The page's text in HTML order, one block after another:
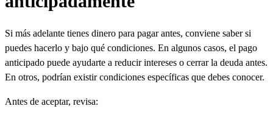
Si más adelante tienes dinero para pagar antes, conviene saber si
puedes hacerlo y bajo qué condiciones. En algunos casos, el pago
anticipado puede ayudarte a reducir intereses o cerrar la deuda antes.
En otros, podrían existir condiciones específicas que debes conocer.
Antes de aceptar, revisa: